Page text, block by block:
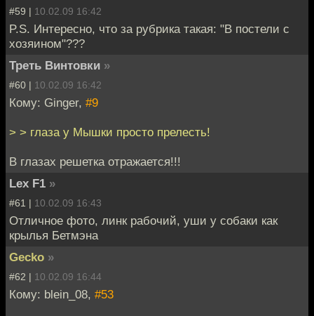
#59 | 10.02.09 16:42
P.S. Интересно, что за рубрика такая: "В постели с
хозяином"???
Треть Винтовки »
#60 | 10.02.09 16:42
Кому: Ginger, #9
> > глаза у Мышки просто прелесть!
В глазах решетка отражается!!!
Lex F1 »
#61 | 10.02.09 16:43
Отличное фото, линк рабочий, уши у собаки как
крылья Бетмэна
Gecko »
#62 | 10.02.09 16:44
Кому: blein_08, #53